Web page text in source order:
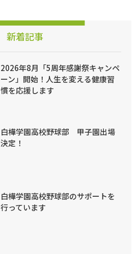
新着記事
2026年8月「5周年感謝祭キャンペ
ーン」開始！人生を変える健康習
慣を応援します
白樺学園高校野球部 甲子園出場
決定！
白樺学園高校野球部のサポートを
行っています